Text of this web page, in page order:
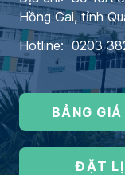
Hồng Gai, tỉnh
Hotline: 0203
BẢNG
ĐẶT